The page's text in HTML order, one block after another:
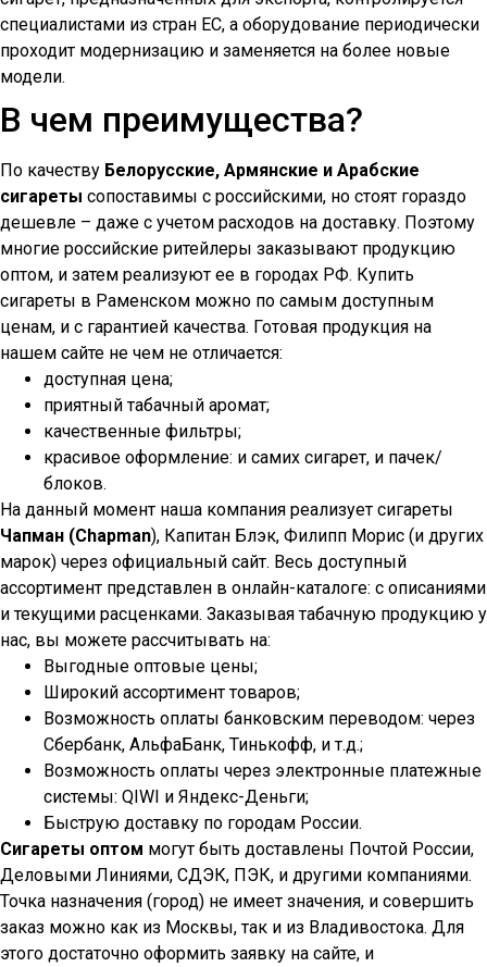
специалистами из стран ЕС, а оборудование периодически
проходит модернизацию и заменяется на более новые
модели.
В чем преимущества?
По качеству Белорусские, Армянские и Арабские
сигареты сопоставимы с российскими, но стоят гораздо
дешевле – даже с учетом расходов на доставку. Поэтому
многие российские ритейлеры заказывают продукцию
оптом, и затем реализуют ее в городах РФ. Купить
сигареты в Раменском можно по самым доступным
ценам, и с гарантией качества. Готовая продукция на
нашем сайте не чем не отличается:
доступная цена;
приятный табачный аромат;
качественные фильтры;
красивое оформление: и самих сигарет, и пачек/
блоков.
На данный момент наша компания реализует сигареты
Чапман (Chapman), Капитан Блэк, Филипп Морис (и других
марок) через официальный сайт. Весь доступный
ассортимент представлен в онлайн-каталоге: с описаниями
и текущими расценками. Заказывая табачную продукцию у
нас, вы можете рассчитывать на:
Выгодные оптовые цены;
Широкий ассортимент товаров;
Возможность оплаты банковским переводом: через
Сбербанк, АльфаБанк, Тинькофф, и т.д.;
Возможность оплаты через электронные платежные
системы: QIWI и Яндекс-Деньги;
Быструю доставку по городам России.
Сигареты оптом могут быть доставлены Почтой России,
Деловыми Линиями, СДЭК, ПЭК, и другими компаниями.
Точка назначения (город) не имеет значения, и совершить
заказ можно как из Москвы, так и из Владивостока. Для
этого достаточно оформить заявку на сайте, и